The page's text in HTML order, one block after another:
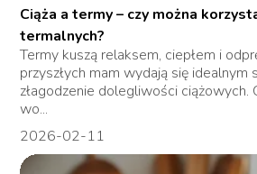
Ciąża a termy – czy można
termalnych?
Termy kuszą relaksem, ciepłem i
przyszłych mam wydają się idealnym
złagodzenie dolegliwości ciążowych.
wo...
2026-02-11